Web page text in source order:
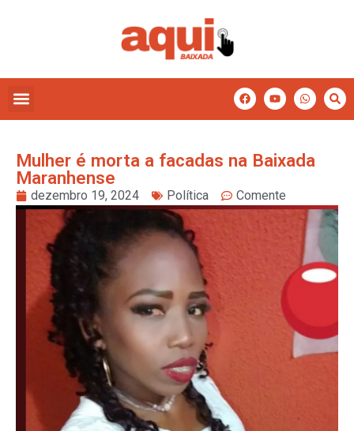
Mulher é morta a facadas na Baixada
Maranhense
dezembro 19, 2024 Política Comente